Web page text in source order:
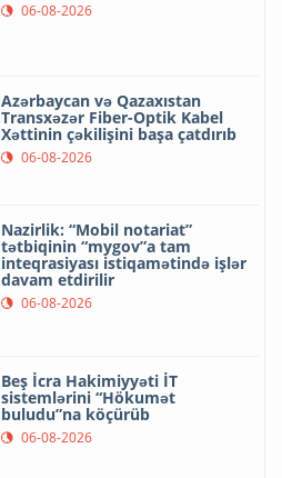
06-08-2026
Azərbaycan və Qazaxıstan
Transxəzər Fiber-Optik Kabel
Xəttinin çəkilişini başa çatdırıb
06-08-2026
Nazirlik: “Mobil notariat”
tətbiqinin “mygov”a tam
inteqrasiyası istiqamətində işlər
davam etdirilir
06-08-2026
Beş İcra Hakimiyyəti İT
sistemlərini “Hökumət
buludu”na köçürüb
06-08-2026